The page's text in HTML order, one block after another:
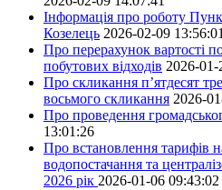
Інформація про роботу
Козелець 2026-02-09 13:56:01
Про перерахунок вартості
побутових відходів 2026-
Про скликання п’ятдесят
восьмого скликання 2026-
Про проведення
13:01:26
Про встановлення тарифів
водопостачання та
2026 рік 2026-01-06 09:43:02